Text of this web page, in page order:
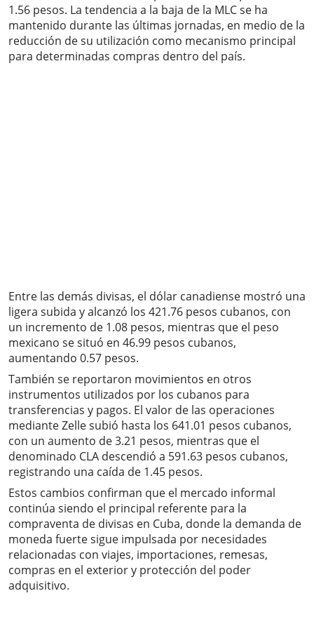
1.56 pesos. La tendencia a la baja de la MLC se ha
mantenido durante las últimas jornadas, en medio de la
reducción de su utilización como mecanismo principal
para determinadas compras dentro del país.
Entre las demás divisas, el dólar canadiense mostró una
ligera subida y alcanzó los 421.76 pesos cubanos, con
un incremento de 1.08 pesos, mientras que el peso
mexicano se situó en 46.99 pesos cubanos,
aumentando 0.57 pesos.
También se reportaron movimientos en otros
instrumentos utilizados por los cubanos para
transferencias y pagos. El valor de las operaciones
mediante Zelle subió hasta los 641.01 pesos cubanos,
con un aumento de 3.21 pesos, mientras que el
denominado CLA descendió a 591.63 pesos cubanos,
registrando una caída de 1.45 pesos.
Estos cambios confirman que el mercado informal
continúa siendo el principal referente para la
compraventa de divisas en Cuba, donde la demanda de
moneda fuerte sigue impulsada por necesidades
relacionadas con viajes, importaciones, remesas,
compras en el exterior y protección del poder
adquisitivo.